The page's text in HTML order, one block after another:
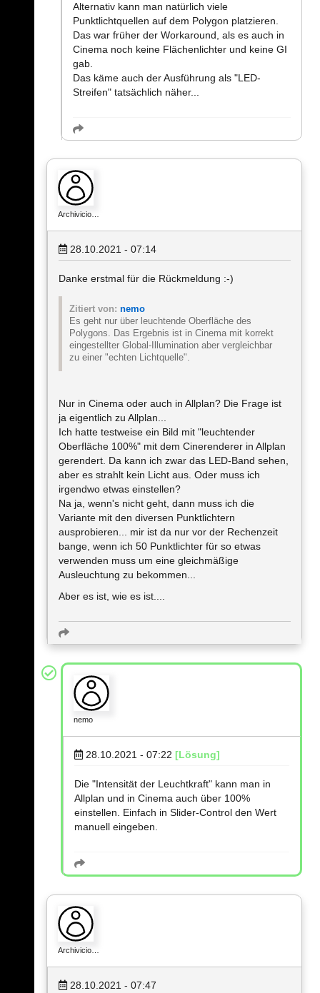
Alternativ kann man natürlich viele
Punktlichtquellen auf dem Polygon platzieren.
Das war früher der Workaround, als es auch in
Cinema noch keine Flächenlichter und keine GI
gab.
Das käme auch der Ausführung als "LED-
Streifen" tatsächlich näher...
Archivicio…
28.10.2021 - 07:14
Danke erstmal für die Rückmeldung :-)
Zitiert von: nemo
Es geht nur über leuchtende Oberfläche des
Polygons. Das Ergebnis ist in Cinema mit korrekt
eingestellter Global-Illumination aber vergleichbar
zu einer "echten Lichtquelle".
Nur in Cinema oder auch in Allplan? Die Frage ist
ja eigentlich zu Allplan...
Ich hatte testweise ein Bild mit "leuchtender
Oberfläche 100%" mit dem Cinerenderer in Allplan
gerendert. Da kann ich zwar das LED-Band sehen,
aber es strahlt kein Licht aus. Oder muss ich
irgendwo etwas einstellen?
Na ja, wenn's nicht geht, dann muss ich die
Variante mit den diversen Punktlichtern
ausprobieren... mir ist da nur vor der Rechenzeit
bange, wenn ich 50 Punktlichter für so etwas
verwenden muss um eine gleichmäßige
Ausleuchtung zu bekommen...
Aber es ist, wie es ist....
nemo
28.10.2021 - 07:22 [Lösung]
Die "Intensität der Leuchtkraft" kann man in
Allplan und in Cinema auch über 100%
einstellen. Einfach in Slider-Control den Wert
manuell eingeben.
Archivicio…
28.10.2021 - 07:47